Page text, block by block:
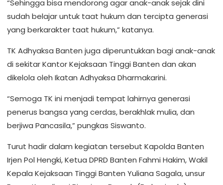
“Sehingga bisa mendorong agar anak-anak sejak dini
sudah belajar untuk taat hukum dan tercipta generasi
yang berkarakter taat hukum,” katanya.
TK Adhyaksa Banten juga diperuntukkan bagi anak-anak
di sekitar Kantor Kejaksaan Tinggi Banten dan akan
dikelola oleh Ikatan Adhyaksa Dharmakarini.
“Semoga TK ini menjadi tempat lahirnya generasi
penerus bangsa yang cerdas, berakhlak mulia, dan
berjiwa Pancasila,” pungkas Siswanto.
Turut hadir dalam kegiatan tersebut Kapolda Banten
Irjen Pol Hengki, Ketua DPRD Banten Fahmi Hakim, Wakil
Kepala Kejaksaan Tinggi Banten Yuliana Sagala, unsur